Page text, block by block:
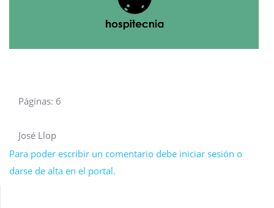
Páginas: 6
José Llop
Para poder escribir un comentario debe iniciar sesión o
darse de alta en el portal.